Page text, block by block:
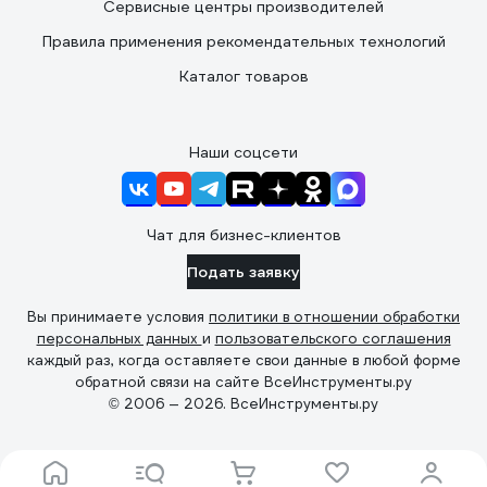
Сервисные центры производителей
Правила применения рекомендательных технологий
Каталог товаров
Наши соцсети
Чат для бизнес-клиентов
Подать заявку
Вы принимаете условия политики в отношении обработки
персональных данных и пользовательского соглашения
каждый раз, когда оставляете свои данные в любой форме
обратной связи на сайте ВсеИнструменты.ру
© 2006 — 2026. ВсеИнструменты.ру